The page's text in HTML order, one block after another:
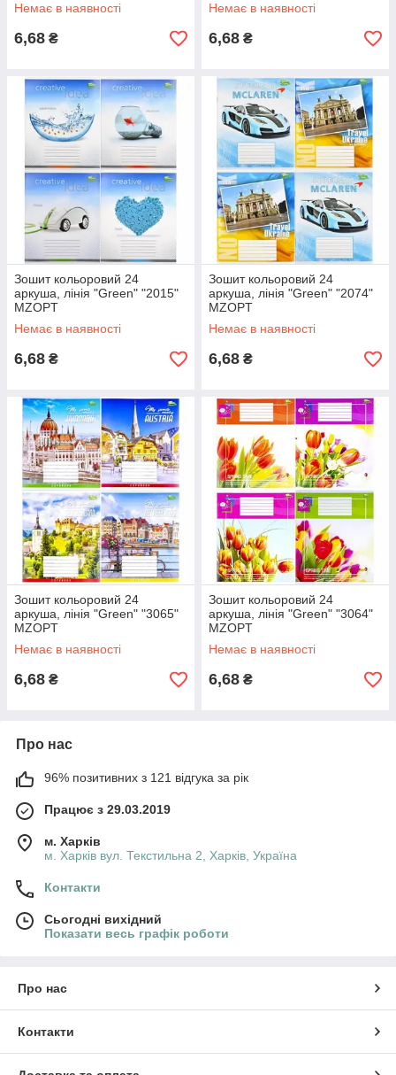
Немає в наявності
6,68 ₴
Немає в наявності
6,68 ₴
Зошит кольоровий 24
аркуша, лінія "Green" "2015"
MZOPT
Немає в наявності
6,68 ₴
Зошит кольоровий 24
аркуша, лінія "Green" "2074"
MZOPT
Немає в наявності
6,68 ₴
Зошит кольоровий 24
аркуша, лінія "Green" "3065"
MZOPT
Немає в наявності
6,68 ₴
Зошит кольоровий 24
аркуша, лінія "Green" "3064"
MZOPT
Немає в наявності
6,68 ₴
Про нас
96% позитивних з 121 відгука за рік
Працює з 29.03.2019
м. Харків
м. Харків вул. Текстильна 2, Харків, Україна
Контакти
Сьогодні вихідний
Показати весь графік роботи
Про нас
Контакти